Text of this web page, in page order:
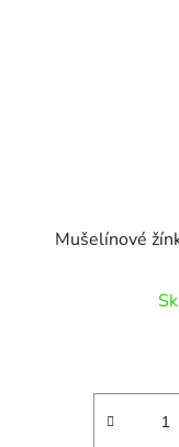
Mušelínové